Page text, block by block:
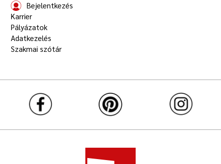
Bejelentkezés
Karrier
Pályázatok
Adatkezelés
Szakmai szótár